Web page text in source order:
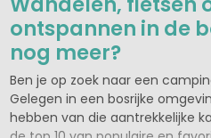
ontspannen in de
nog meer?
Ben je op zoek naar een
Gelegen in een bosrijke
hebben van die aantrekkelijke